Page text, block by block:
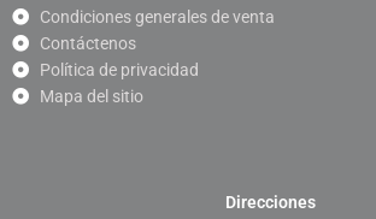
Condiciones generales de venta
Contáctenos
Política de privacidad
Mapa del sitio
Direcciones